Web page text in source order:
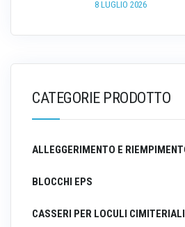
8 LUGLIO 2026
CATEGORIE PRODOTTO
ALLEGGERIMENTO E
BLOCCHI EPS
CASSERI PER LOCULI CIMITERIALI